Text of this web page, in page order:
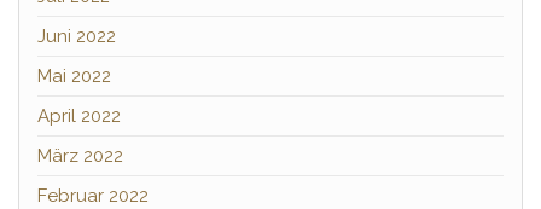
Juni 2022
Mai 2022
April 2022
März 2022
Februar 2022